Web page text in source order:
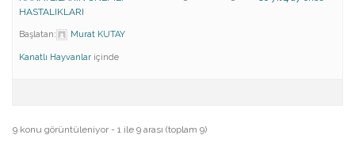
HASTALIKLARI
Başlatan: Murat KUTAY
Kanatlı Hayvanlar içinde
9 konu görüntüleniyor - 1 ile 9 arası (toplam 9)